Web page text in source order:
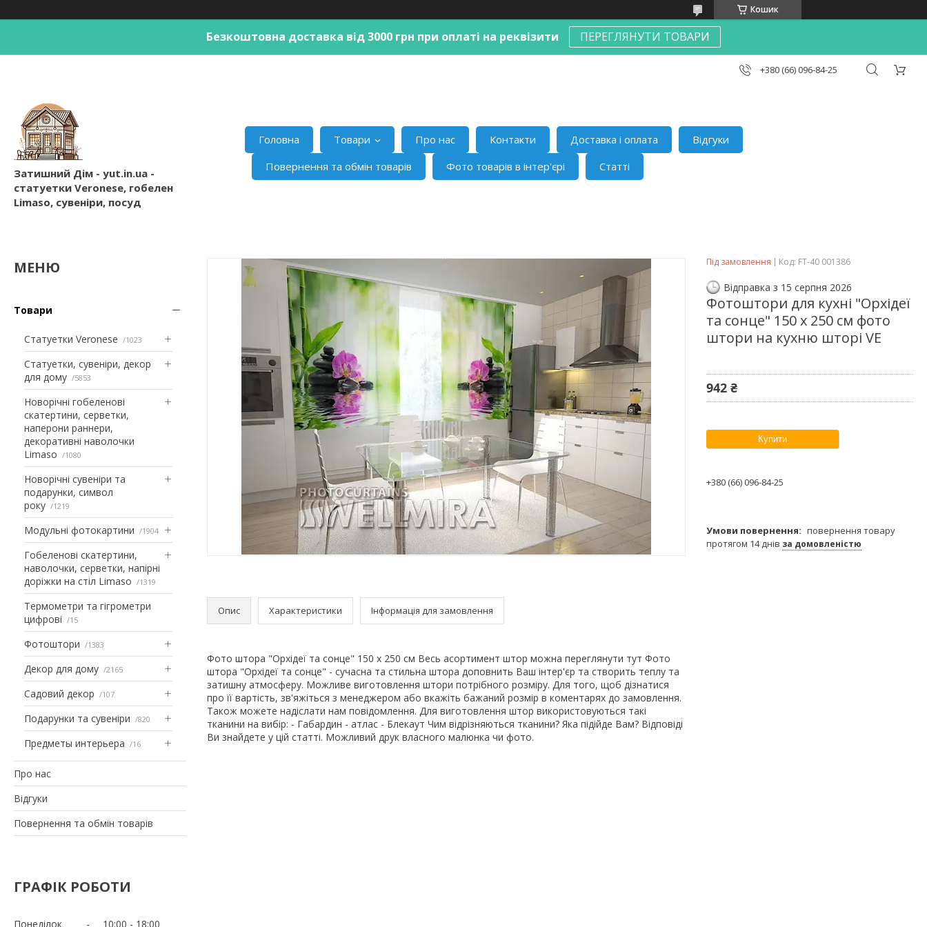
Кошик
Безкоштовна доставка від 3000 грн при оплаті на реквізити ПЕРЕГЛЯНУТИ ТОВАРИ
+380 (66) 096-84-25
Затишний Дім - yut.in.ua -
статуетки Veronese, гобелен
Limaso, сувеніри, посуд
Головна Товари Про нас Контакти Доставка і оплата
Відгуки
Повернення та обмін товарів
Фото товарів в інтер'єрі Статті
Товари
Статуетки Veronese 1023
Статуетки, сувеніри, декор
для дому
5853
Новорічні гобеленові
скатертини, серветки,
наперони раннери,
декоративні наволочки
Limaso
1080
Новорічні сувеніри та
подарунки, символ
року
1219
Модульні фотокартини 1904
Гобеленові скатертини,
наволочки, серветки, напірні
доріжки на стіл Limaso
1319
Термометри та гігрометри
цифрові
15
Фотоштори 1383
Декор для дому 2165
Садовий декор 107
Подарунки та сувеніри 820
Предметы интерьера 16
Про нас
Відгуки
Повернення та обмін товарів
ГРАФІК РОБОТИ
Понеділок 10:00 18:00
Опис Характеристики Інформація для замовлення
Фото штора "Орхідеї та сонце" 150 х 250 см Весь асортимент штор можна переглянути тут Фото
штора "Орхідеї та сонце" - сучасна та стильна штора доповнить Ваш інтер'єр та створить теплу та
затишну атмосферу. Можливе виготовлення штори потрібного розміру. Для того, щоб дізнатися
про її вартість, зв'яжіться з менеджером або вкажіть бажаний розмір в коментарях до замовлення.
Також можете надіслати нам повідомлення. Для виготовлення штор використовуються такі
тканини на вибір: - Габардин - атлас - Блекаут Чим відрізняються тканини? Яка підійде Вам? Відповіді
Ви знайдете у цій статті. Можливий друк власного малюнка чи фото.
Під замовлення Код: FT-40 001386
Відправка з 15 серпня 2026
Фотоштори для кухні "Орхідеї
та сонце" 150 х 250 см фото
штори на кухню шторі VE
942 ₴
Купити
+380 (66) 096-84-25
повернення товару
протягом 14 днів за домовленістю